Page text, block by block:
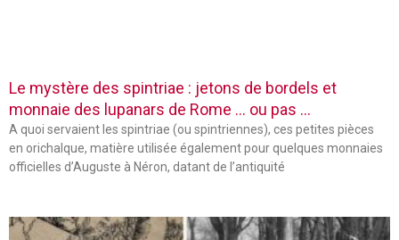
Le mystère des spintriae : jetons de bordels et
monnaie des lupanars de Rome … ou pas …
A quoi servaient les spintriae (ou spintriennes), ces petites pièces
en orichalque, matière utilisée également pour quelques monnaies
officielles d’Auguste à Néron, datant de l’antiquité